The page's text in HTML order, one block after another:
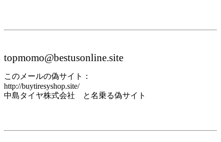
topmomo@bestusonline.site
このメールの偽サイト：
http://buytiresyshop.site/
中島タイヤ株式会社 と名乗る偽サイト